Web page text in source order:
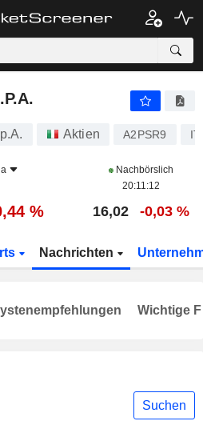
Aktien A2PSR9
Nachbörslich
20:11:12
% 16,02 -0,03 %
Nachrichten
Suchen
Wichtige